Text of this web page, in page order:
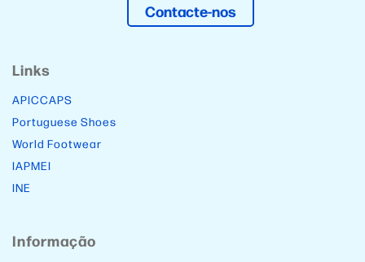
Contacte-nos
Links
APICCAPS
Portuguese Shoes
World Footwear
IAPMEI
INE
Informação